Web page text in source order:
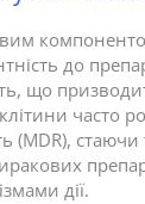
до
що
часто
(MDR),
дії.